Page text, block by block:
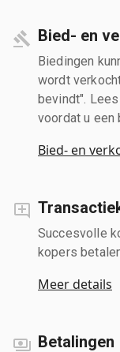
Bied- en
Biedingen
wordt
bevindt".
voordat u een
Bied- en
Succesvolle
kopers
Meer details
Betalingen